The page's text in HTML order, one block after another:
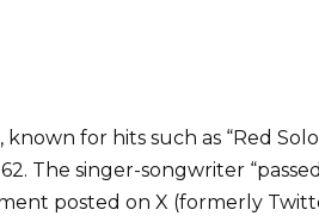
for hits such as “Red
62. The singer-songwriter
posted on X (formerly